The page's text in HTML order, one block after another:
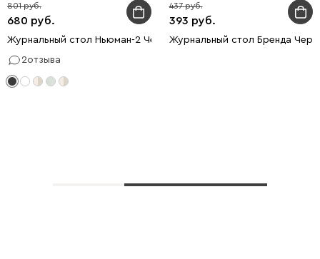
680
801
Журнальный стол Ньюман-2 Черный
2отзыва
393
437
Журнальный стол Бренда